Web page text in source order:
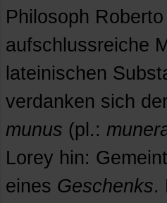
Philosoph
aufschlussreiche
lateinischen
verdanken sich
munus (pl.:
Lorey hin:
eines Geschenks.